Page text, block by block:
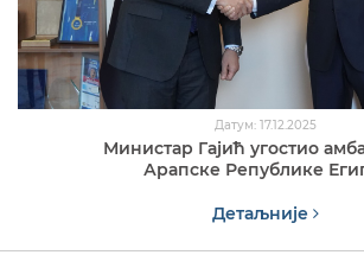
Датум: 17.12.2025
Министар Гајић угостио
Арапске Републике
Детаљније